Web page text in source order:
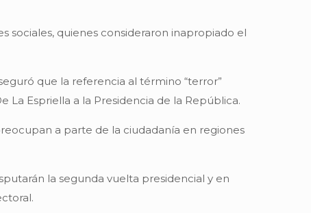
sociales, quienes consideraron inapropiado el
que la referencia al término “terror”
Espriella a la Presidencia de la República.
a parte de la ciudadanía en regiones
la segunda vuelta presidencial y en